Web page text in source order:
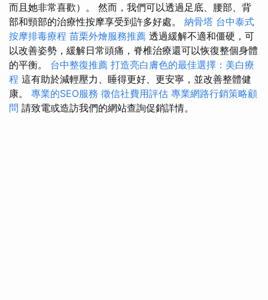
而且她非常喜歡）。 然而，我們可以透過足底、腰部、背
部和頸部的治療性按摩享受到許多好處。 納骨塔 台中泰式
按摩排毒療程 苗栗外燴服務推薦 透過緩解不適和僵硬，可
以改善姿勢，緩解日常頭痛，脊椎治療還可以恢復整個身體
的平衡。 台中整復推薦 打造亮白膚色的最佳選擇：美白療
程 這有助於減輕壓力、睡得更好、更安寧，並改善整體健
康。 專業的SEO服務 徵信社費用評估 專業網路行銷策略顧
問 請致電或造訪我們的網站查詢促銷詳情。